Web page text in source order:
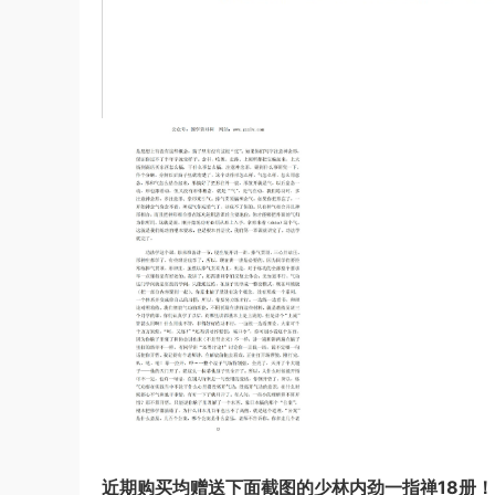
近期购买均赠送下面截图的少林内劲一指禅18册